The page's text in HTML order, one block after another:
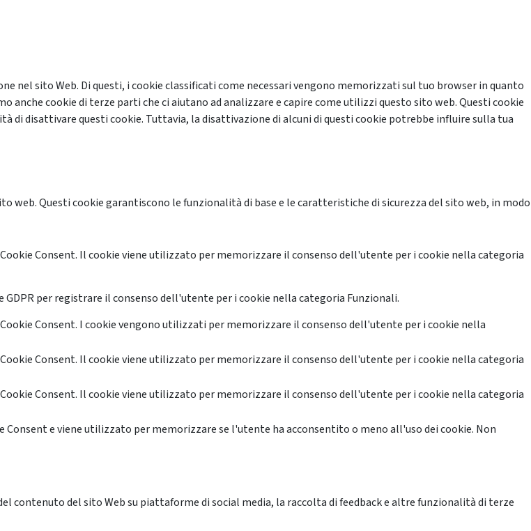
nel sito Web. Di questi, i cookie classificati come necessari vengono memorizzati sul tuo browser in quanto
cookie di terze parti che ci aiutano ad analizzare e capire come utilizzi questo sito web. Questi cookie
di disattivare questi cookie. Tuttavia, la disattivazione di alcuni di questi cookie potrebbe influire sulla tua
Questi cookie garantiscono le funzionalità di base e le caratteristiche di sicurezza del sito web, in modo
Consent. Il cookie viene utilizzato per memorizzare il consenso dell'utente per i cookie nella categoria
per registrare il consenso dell'utente per i cookie nella categoria Funzionali.
Consent. I cookie vengono utilizzati per memorizzare il consenso dell'utente per i cookie nella
Consent. Il cookie viene utilizzato per memorizzare il consenso dell'utente per i cookie nella categoria
Consent. Il cookie viene utilizzato per memorizzare il consenso dell'utente per i cookie nella categoria
Consent e viene utilizzato per memorizzare se l'utente ha acconsentito o meno all'uso dei cookie. Non
contenuto del sito Web su piattaforme di social media, la raccolta di feedback e altre funzionalità di terze